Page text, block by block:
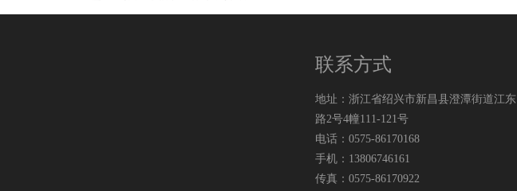
联系方式
地址：浙江省绍兴市新昌县澄潭街道江东
路2号4幢111-121号
电话：0575-86170168
手机：13806746161
传真：0575-86170922